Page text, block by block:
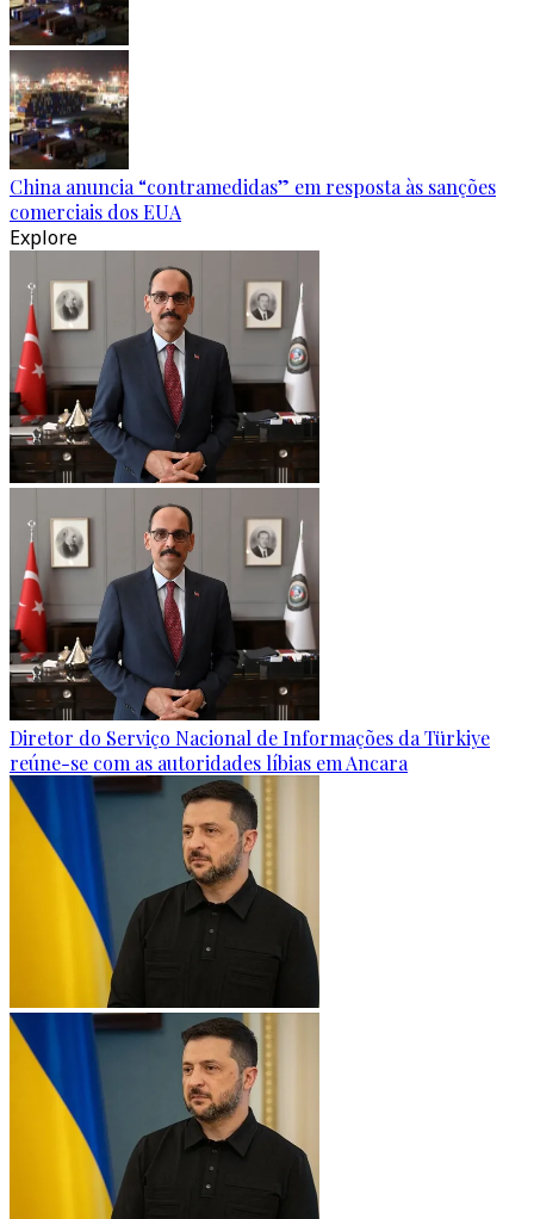
China anuncia “contramedidas” em resposta às sanções
comerciais dos EUA
Explore
Diretor do Serviço Nacional de Informações da Türkiye
reúne-se com as autoridades líbias em Ancara